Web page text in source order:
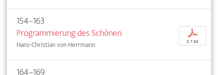
154–163
Programmierung des Schönen
Hans-Christian von Herrmann
p
€ 7,95